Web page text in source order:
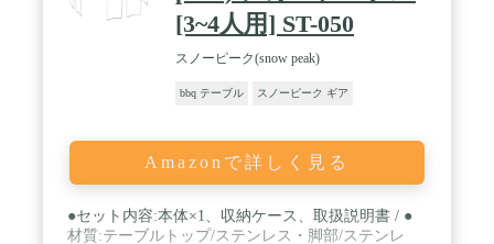
[3~4人用] ST-050
スノーピーク(snow peak)
bbq テーブル スノーピーク ギア
Amazonで詳しく見る
●セット内容:本体×1、収納ケース、取扱説明書 / ●
材質:テーブルトップ/ステンレス・脚部/ステンレ